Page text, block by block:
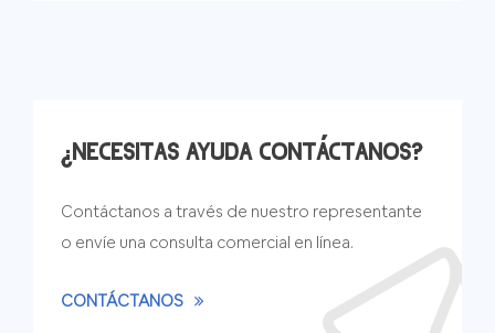
¿NECESITAS AYUDA CONTÁCTANOS?
Contáctanos a través de nuestro representante
o envíe una consulta comercial en línea.
CONTÁCTANOS